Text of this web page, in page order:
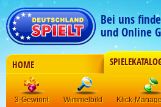
Bei uns
und Online
HOME
3-Gewinnt Wimmelbild Klick-